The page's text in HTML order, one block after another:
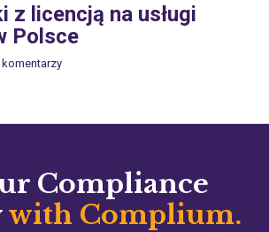
z licencją na usługi
Polsce
komentarzy
Compliance
with Complium.